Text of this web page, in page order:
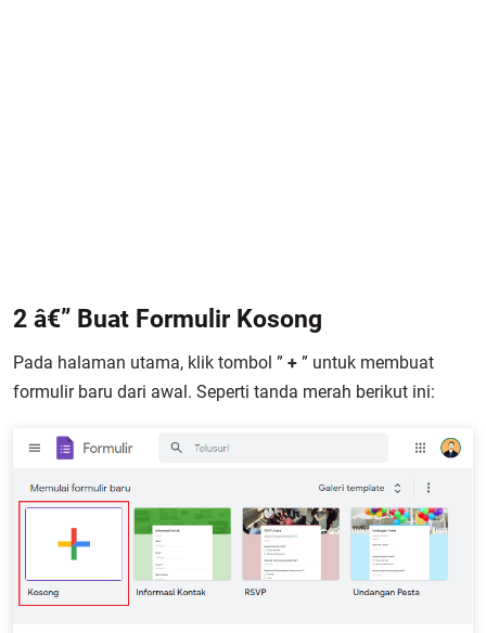
2 â€” Buat Formulir Kosong
Pada halaman utama, klik tombol ” + ” untuk membuat
formulir baru dari awal. Seperti tanda merah berikut ini: